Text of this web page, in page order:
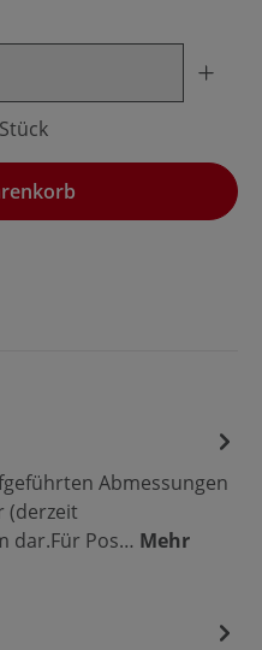
Abmessungen
(derzeit
dar.Für Pos… Mehr